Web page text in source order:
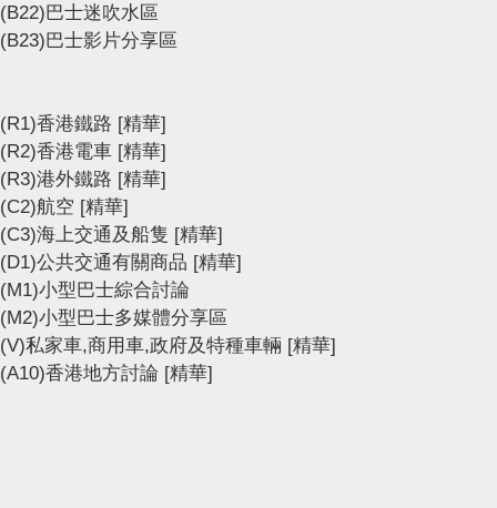
(B22)巴士迷吹水區
(B23)巴士影片分享區
(R1)香港鐵路 [精華]
(R2)香港電車 [精華]
(R3)港外鐵路 [精華]
(C2)航空 [精華]
(C3)海上交通及船隻 [精華]
(D1)公共交通有關商品 [精華]
(M1)小型巴士綜合討論
(M2)小型巴士多媒體分享區
(V)私家車,商用車,政府及特種車輛 [精華]
(A10)香港地方討論 [精華]